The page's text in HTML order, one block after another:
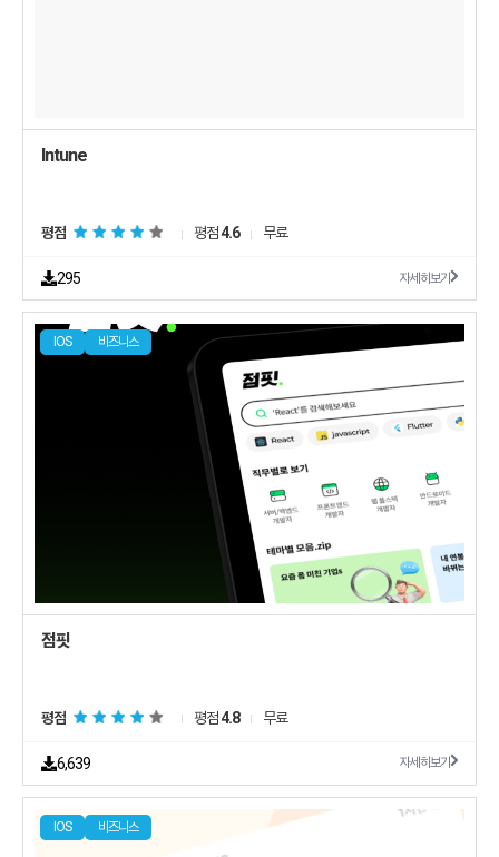
Intune
평점 평점4.6 무료
295 자세히보기
IOS 비즈니스
점핏
평점 평점4.8 무료
6,639 자세히보기
IOS 비즈니스